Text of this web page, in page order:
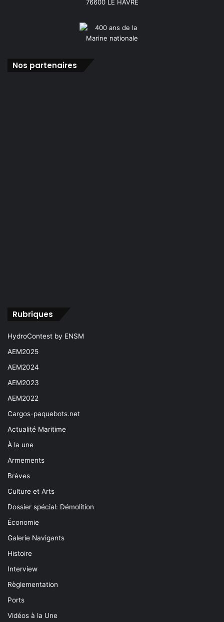
76600 LE HAVRE
Nos partenaires
Rubriques
HydroContest by ENSM
AEM2025
AEM2024
AEM2023
AEM2022
Cargos-paquebots.net
Actualité Maritime
À la une
Armements
Brèves
Culture et Arts
Dossier spécial: Démolition
Économie
Galerie Navigants
Histoire
Interview
Règlementation
Ports
Vidéos à la Une